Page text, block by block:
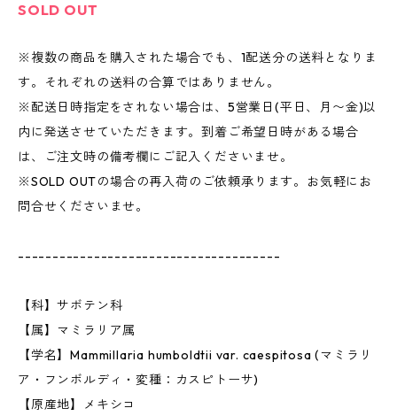
SOLD OUT
※複数の商品を購入された場合でも、1配送分の送料となりま
す。それぞれの送料の合算ではありません。
※配送日時指定をされない場合は、5営業日(平日、月〜金)以
内に発送させていただきます。到着ご希望日時がある場合
は、ご注文時の備考欄にご記入くださいませ。
※SOLD OUTの場合の再入荷のご依頼承ります。お気軽にお
問合せくださいませ。
--------------------------------------
【科】サボテン科
【属】マミラリア属
【学名】Mammillaria humboldtii var. caespitosa (マミラリ
ア・フンボルディ・変種：カスピトーサ)
【原産地】メキシコ